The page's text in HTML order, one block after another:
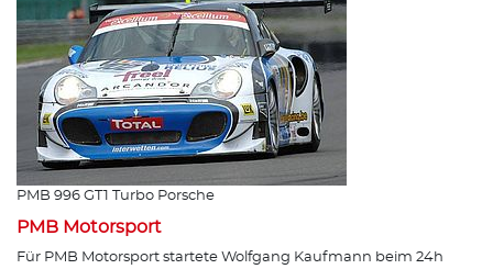
PMB 996 GT1 Turbo Porsche
PMB Motorsport
Für PMB Motorsport startete Wolfgang Kaufmann beim 24h